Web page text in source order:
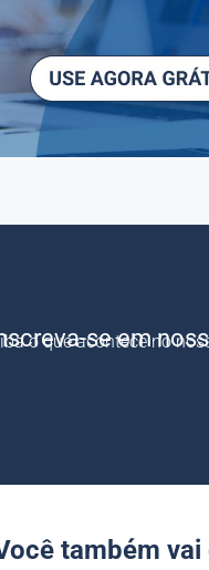
se em
o que acontece no
também